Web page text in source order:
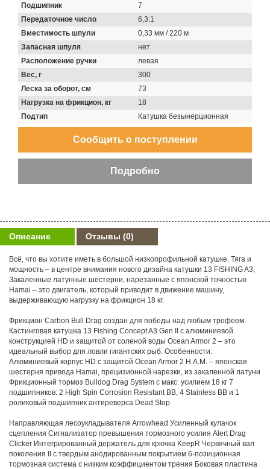
Подшипник
7
Передаточное число
6,3:1
Вместимость шпули
0,33 мм / 220 м
Запасная шпуля
нет
Расположение ручки
левая
Вес, г
300
Леска за оборот, см
73
Нагрузка на фрикцион, кг
18
Подтип
Катушка безынерционная
Описание Отзывы (0)
Всё, что вы хотите иметь в большой низкопрофильной катушке. Тяга и
мощность – в центре внимания нового дизайна катушки 13 FISHING A3,
Закаленные латунные шестерни, нарезанные с японской точностью
Hamai – это двигатель, который приводит в движение машину,
выдерживающую нагрузку на фрикцион 18 кг.
Фрикцион Carbon Bull Drag создан для победы над любым трофеем.
Кастинговая катушка 13 Fishing Concept A3 Gen II с алюминиевой
конструкцией HD и защитой от соленой воды Ocean Armor 2 – это
идеальный выбор для ловли гигантских рыб. Особенности:
Алюминиевый корпус HD с защитой Ocean Armor 2 H.A.M. – японская
шестерня привода Hamai, прецизионной нарезки, из закаленной латуни
Фрикционный тормоз Bulldog Drag System с макс. усилием 18 кг 7
подшипников: 2 High Spin Corrosion Resistant BB, 4 Stainless BB и 1
роликовый подшипник антиреверса Dead Stop
Направляющая лесоукладывателя Arrowhead Усиленный кулачок
сцепления Сигнализатор превышения тормозного усилия Alert Drag
Clicker Интегрированный держатель для крючка KeepR Червячный вал
поколения II с твердым анодированным покрытием 6-позиционная
тормозная система с низким коэффициентом трения Боковая пластина